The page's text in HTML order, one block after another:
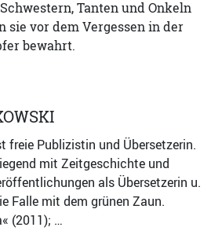
Tanten und Onkeln
sie vor dem Vergessen in der
bewahrt.
freie Publizistin und Übersetzerin.
mit Zeitgeschichte und
als Übersetzerin u.
Falle mit dem grünen Zaun.
(2011); …